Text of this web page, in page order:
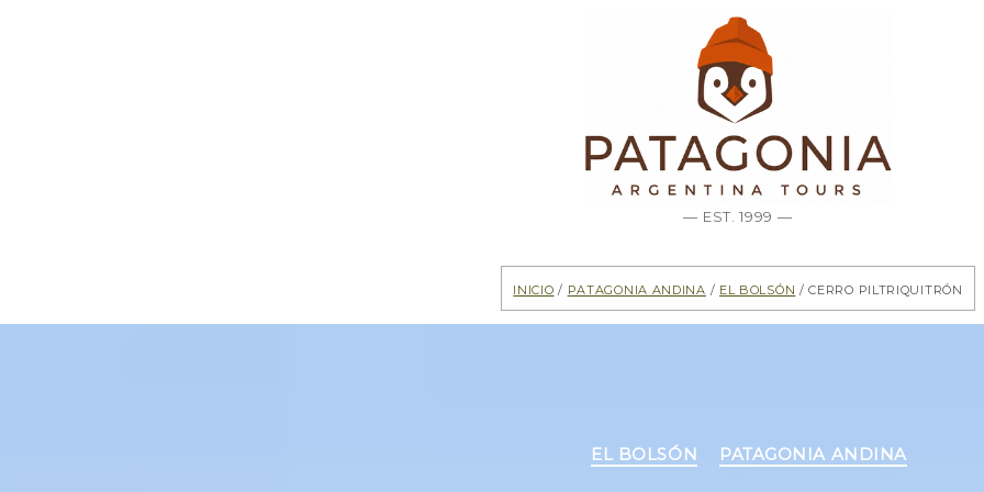
— EST. 1999 —
Inicio / Patagonia Andina / El Bolsón / Cerro Piltriquitrón
Categorías
EL BOLSÓN PATAGONIA ANDINA